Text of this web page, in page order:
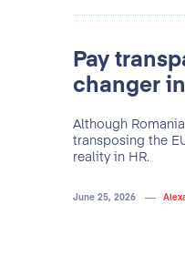
Pay
changer
Although
transposing the
reality in HR.
June 25, 2026
să discute cu
claritatea în
soluțiilor."